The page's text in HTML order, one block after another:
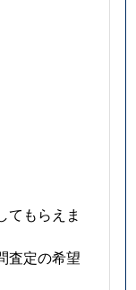
(ＪＲ・六甲ライ
(ＪＲ・六甲ライ
(ＪＲ・六甲ライ
(ＪＲ・六甲ライ
てもらえま
査定の希望